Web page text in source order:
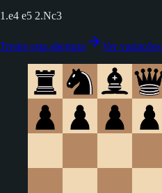
1.e4 e5 2.Nc3
Treine esta abertura Ver variações